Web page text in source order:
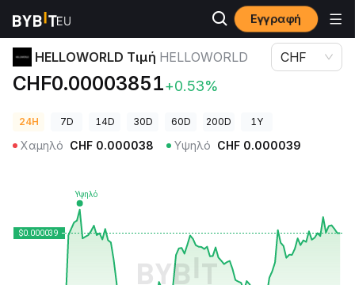
Εγγραφή
Τιμές Κρυπτονομισμάτων HELLOWORLD Τιμή HELLOWORLD
HELLOWORLD Τιμή HELLOWORLD
CHF0.00003851+0.53%
CHF
24H 7D 14D 30D 60D 200D 1Y
Χαμηλό CHF 0.000038 Υψηλό CHF 0.000039